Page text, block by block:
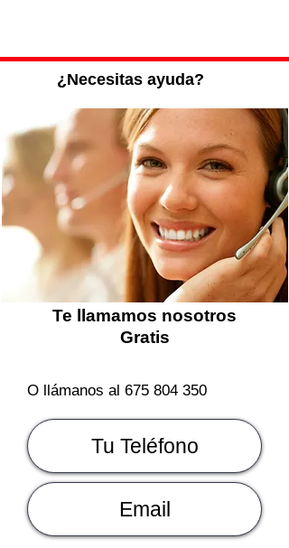
¿Necesitas ayuda?
Te llamamos nosotros
Gratis
O llámanos al 675 804 350